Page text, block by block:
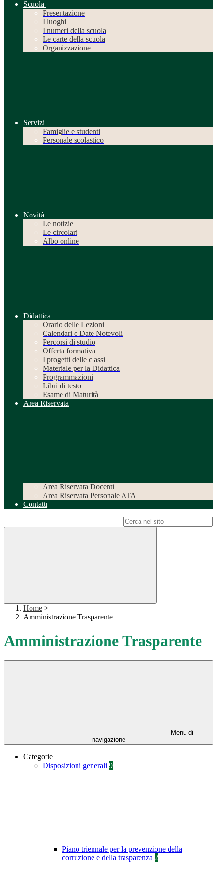
Scuola
Presentazione
I luoghi
I numeri della scuola
Le carte della scuola
Organizzazione
Servizi
Famiglie e studenti
Personale scolastico
Novità
Le notizie
Le circolari
Albo online
Didattica
Orario delle Lezioni
Calendari e Date Notevoli
Percorsi di studio
Offerta formativa
I progetti delle classi
Materiale per la Didattica
Programmazioni
Libri di testo
Esame di Maturità
Area Riservata
Area Riservata Docenti
Area Riservata Personale ATA
Contatti
Home >
Amministrazione Trasparente
Amministrazione Trasparente
Menu di
navigazione
Categorie
Disposizioni generali 9
Piano triennale per la prevenzione della
corruzione e della trasparenza 2